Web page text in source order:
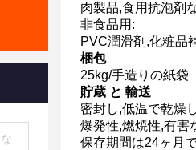
肉製品,食用抗泡剤
非食品用:
PVC潤滑剤,化粧品
梱包
25kg/手造りの紙袋
貯蔵 と 輸送
密封し,低温で乾燥
爆発性,燃焼性,有害
保存期間は24ヶ月